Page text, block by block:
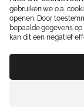
Neem contact
Handige linkjes:
gebruiken we o.a.
openen. Door
bepaalde gegevens
kan dit een negatief